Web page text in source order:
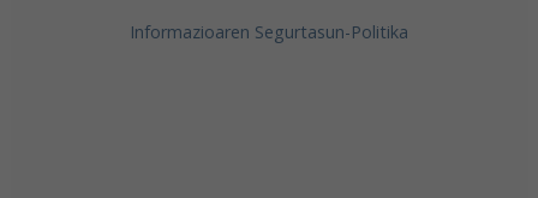
Informazioaren Segurtasun-Politika